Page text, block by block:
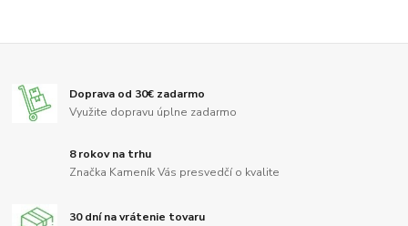
Doprava od 30€ zadarmo
Využite dopravu úplne zadarmo
8 rokov na trhu
Značka Kameník Vás presvedčí o kvalite
30 dní na vrátenie tovaru